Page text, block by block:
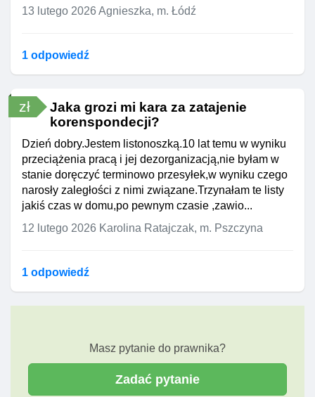
13 lutego 2026 Agnieszka, m. Łódź
1 odpowiedź
zł
Jaka grozi mi kara za zatajenie
korenspondecji?
Dzień dobry.Jestem listonoszką.10 lat temu w wyniku
przeciążenia pracą i jej dezorganizacją,nie byłam w
stanie doręczyć terminowo przesyłek,w wyniku czego
narosły zaległości z nimi związane.Trzynałam te listy
jakiś czas w domu,po pewnym czasie ,zawio...
12 lutego 2026 Karolina Ratajczak, m. Pszczyna
1 odpowiedź
Masz pytanie do prawnika?
Zadać pytanie